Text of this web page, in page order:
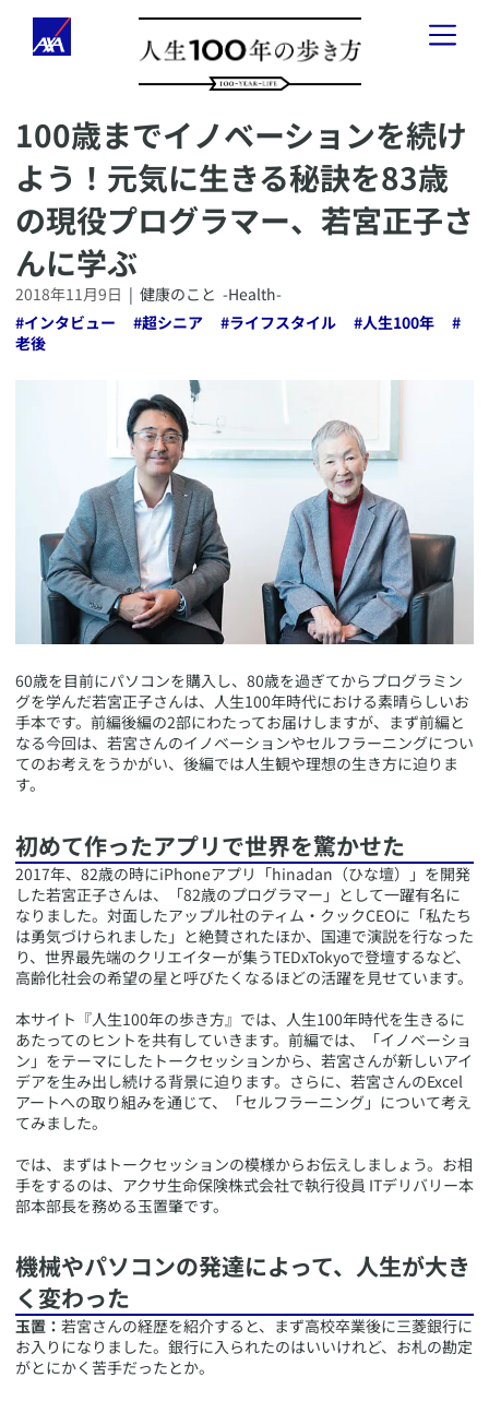
「人生100年の歩き方」とは
健康のこと-Health-
お金のこと Wealth
会社経営のこと-Business-
​100歳までイノベーションを続け
よう！元気に生きる秘訣を83歳
の現役プログラマー、若宮正子さ
んに学ぶ
2018年11月9日 | 健康のこと -Health-
#インタビュー #超シニア #ライフスタイル #人生100年
#
老後
​60歳を目前にパソコンを購入し、80歳を過ぎてからプログラミン
グを学んだ若宮正子さんは、人生100年時代における素晴らしいお
手本です。前編後編の2部にわたってお届けしますが、まず前編と
なる今回は、若宮さんのイノベーションやセルフラーニングについ
てのお考えをうかがい、後編では人生観や理想の生き方に迫りま
す。
​初めて作ったアプリで世界を驚かせた
​2017年、82歳の時にiPhoneアプリ「hinadan（ひな壇）」を開発
した若宮正子さんは、「82歳のプログラマー」として一躍有名に
なりました。対面したアップル社のティム・クックCEOに「私たち
は勇気づけられました」と絶賛されたほか、国連で演説を行なった
り、世界最先端のクリエイターが集うTEDxTokyoで登壇するなど、
高齢化社会の希望の星と呼びたくなるほどの活躍を見せています。
本サイト『人生100年の歩き方』では、人生100年時代を生きるに
あたってのヒントを共有していきます。前編では、「イノベーショ
ン」をテーマにしたトークセッションから、若宮さんが新しいアイ
デアを生み出し続ける背景に迫ります。さらに、若宮さんのExcel
アートへの取り組みを通じて、「セルフラーニング」について考え
てみました。
では、まずはトークセッションの模様からお伝えしましょう。お相
手をするのは、アクサ生命保険株式会社で執行役員 ITデリバリー本
部本部長を務める玉置肇です。
​機械やパソコンの発達によって、人生が大き
く変わった
玉置： 若宮さんの経歴を紹介すると、まず高校卒業後に三菱銀行に
お入りになりました。銀行に入られたのはいいけれど、お札の勘定
がとにかく苦手だったとか。